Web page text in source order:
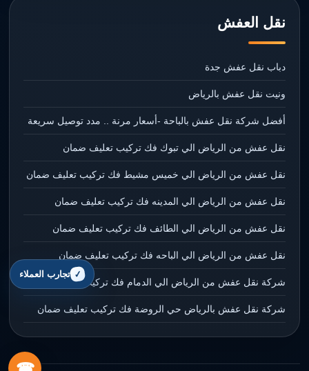
نقل العفش
دباب نقل عفش جدة
ونيت نقل عفش بالرياض
أفضل شركة نقل عفش بالباحة -أسعار مرنة .. مدد توصيل سريعة
نقل عفش من الرياض الي تبوك فك تركيب تعليف ضمان
نقل عفش من الرياض الي خميس مشيط فك تركيب تعليف ضمان
نقل عفش من الرياض الي المدينه فك تركيب تعليف ضمان
نقل عفش من الرياض الي الطائف فك تركيب تعليف ضمان
نقل عفش من الرياض الي الباحه فك تركيب تعليف ضمان
شركة نقل عفش من الرياض الي الدمام فك تركيب تعليف ضمان
شركة نقل عفش بالرياض حي الروضة فك تركيب تعليف ضمان
تجارب العملاء